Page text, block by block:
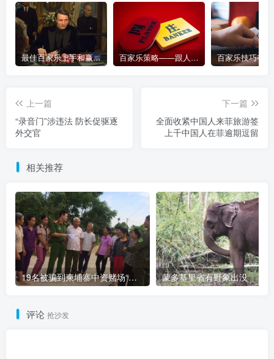
最佳百家乐上手和赢钱指南 – 终极版 百家乐策略——跟人胜过跟路
上一篇
“录音门”涉违法 防长促驱逐
外交官
下一篇
全面收紧中国人来菲旅游签
上千中国人在菲逾期逗留
相关推荐
19名被骗到柬埔寨中资赌场“做菠菜”的越南人被解救 蒙多基里省有野象出没
评论 抢沙发